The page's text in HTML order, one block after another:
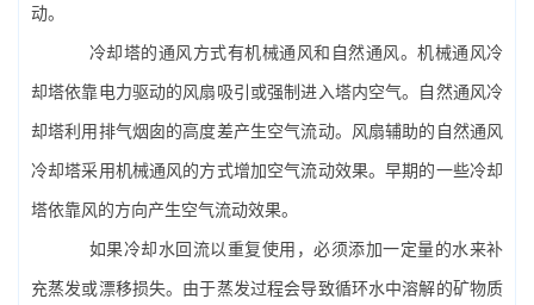
动。
冷却塔的通风方式有机械通风和自然通风。机械通风冷
却塔依靠电力驱动的风扇吸引或强制进入塔内空气。自然通风冷
却塔利用排气烟囱的高度差产生空气流动。风扇辅助的自然通风
冷却塔采用机械通风的方式增加空气流动效果。早期的一些冷却
塔依靠风的方向产生空气流动效果。
如果冷却水回流以重复使用，必须添加一定量的水来补
充蒸发或漂移损失。由于蒸发过程会导致循环水中溶解的矿物质